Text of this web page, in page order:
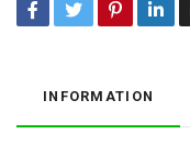
INFORMATION